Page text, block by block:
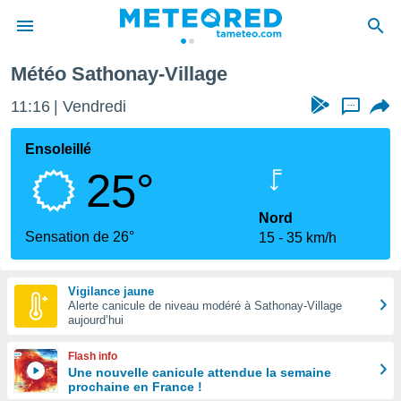
de
Météo Sathonay-Village
11:16 Vendredi ...
Ensoleillé
25°
Sensation de 26°
Nord
15
35 km/h
Vigilance jaune
Alerte canicule de niveau modéré à Sathonay-Village
aujourd’hui
Flash info
Une nouvelle canicule attendue la semaine
prochaine en France !